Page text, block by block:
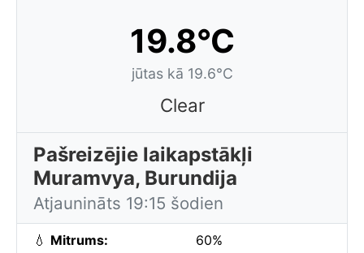
19.8°C
jūtas kā 19.6°C
Clear
Pašreizējie laikapstākļi
Muramvya, Burundija
Atjaunināts 19:15 šodien
💧 Mitrums: 60%